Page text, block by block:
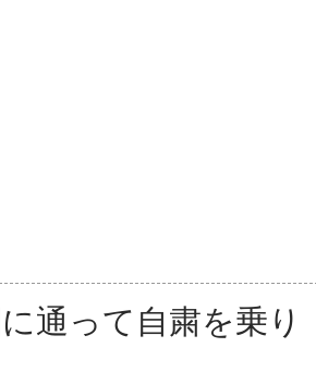
通って自粛を乗り